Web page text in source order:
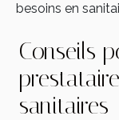
besoins en
Conseils
sanitaires